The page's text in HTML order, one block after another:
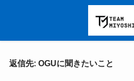
返信先: OGUに聞きたいこと